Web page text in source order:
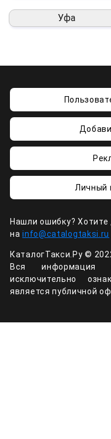
Уфа
Личный
Нашли ошибку?
наinfo@catalogtaksi.ru
КаталогТакси.Ру ©
Вся
исключительно
является публичной